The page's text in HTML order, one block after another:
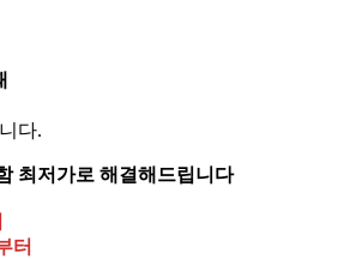
다.
최저가로 해결해드립니다
터